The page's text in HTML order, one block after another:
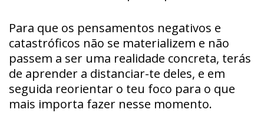
Para que os pensamentos negativos e
catastróficos não se materializem e não
passem a ser uma realidade concreta, terás
de aprender a distanciar-te deles, e em
seguida reorientar o teu foco para o que
mais importa fazer nesse momento.